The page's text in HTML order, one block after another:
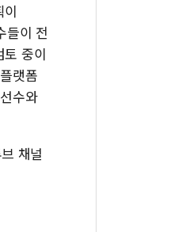
들이 전
토 중이
랫폼
수와
채널